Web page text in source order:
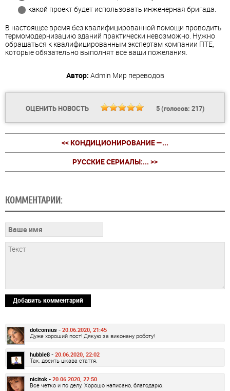
какой проект будет использовать инженерная бригада.
В настоящее время без квалифицированной помощи проводить
термомодернизацию зданий практически невозможно. Нужно
обращаться к квалифицированным экспертам компании ПТЕ,
которые обязательно выполнят все ваши пожелания.
Автор: Admin Мир переводов
ОЦЕНИТЬ НОВОСТЬ 5(голосов: 217)
<< КОНДИЦИОНИРОВАНИЕ —...
РУССКИЕ СЕРИАЛЫ:... >>
КОММЕНТАРИИ:
Добавить комментарий
dotcomius - 20.06.2020, 21:45
Дуже хороший пост! Дякую за виконану роботу!
hubble8 - 20.06.2020, 22:02
Так, досить цікава стаття.
nicitok - 20.06.2020, 22:50
Все четко и по делу. Хорошо написано, благодарю.